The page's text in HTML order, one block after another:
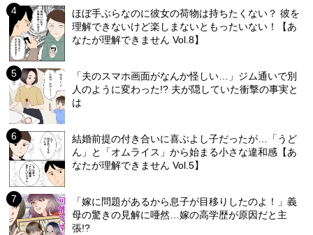
ほぼ手ぶらなのに彼女の荷物は持ちたくない？ 彼を
理解できないけど楽しまないともったいない！【あ
なたが理解できません Vol.8】
「夫のスマホ画面がなんか怪しい…」ジム通いで別
人のように変わった!? 夫が隠していた衝撃の事実と
は
結婚前提の付き合いに喜ぶよし子だったが…「うど
ん」と「オムライス」から始まる小さな違和感【あ
なたが理解できません Vol.5】
「嫁に問題があるから息子が目移りしたのよ！」義
母の驚きの見解に唖然…嫁の高学歴が原因だと主
張!?